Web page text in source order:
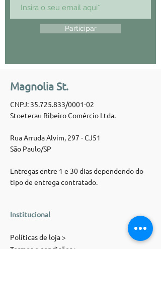
Participar
Magnolia St.
CNPJ: 35.725.833/0001-02
Stoeterau Ribeiro Comércio Ltda.
Rua Arruda Alvim, 297 - CJ51
São Paulo/SP
Entregas entre 1 e 30 dias dependendo do
tipo de entrega contratado.
Institucional
Políticas de loja >
Termos e condições >